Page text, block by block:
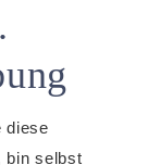
diese
bin selbst